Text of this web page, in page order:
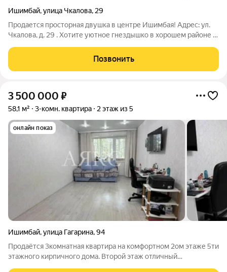
Ишимбай,улица Чкалова, 29
Продается просторная двушка в центре Ишимбая! Адрес: ул.
Чкалова, д. 29 . Хотите уютное гнездышко в хорошем районе с
Квартира расположена на 4-м этаже 5-этажного кирпичного
дома 1970 года постройки
Позвонить
3 500 000 ₽
58,1 м² 3-комн. квартира 2 этаж из 5
онлайн показ
Ишимбай,улица Гагарина,94
Продаётся 3комнатная квартира на комфортном 2ом этаже 5ти
этажного кирпичного дома. Второй этаж отличный